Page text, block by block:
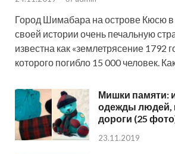
Город Шимабара на острове Кюсю
своей истории очень печальную
известна как «землетрясение 1792
которого погибло 15 000 человек.
Мишки памяти:
одежды людей,
дороги (25
23.11.2019